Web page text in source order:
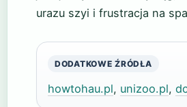
urazu szyi i frustracja na
DODATKOWE ŹRÓDŁA
howtohau.pl, unizoo.pl,